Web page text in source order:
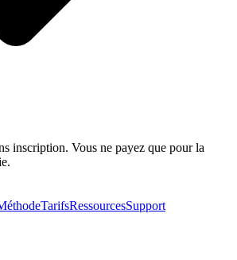
inscription. Vous ne payez que pour la
TarifsRessourcesSupport